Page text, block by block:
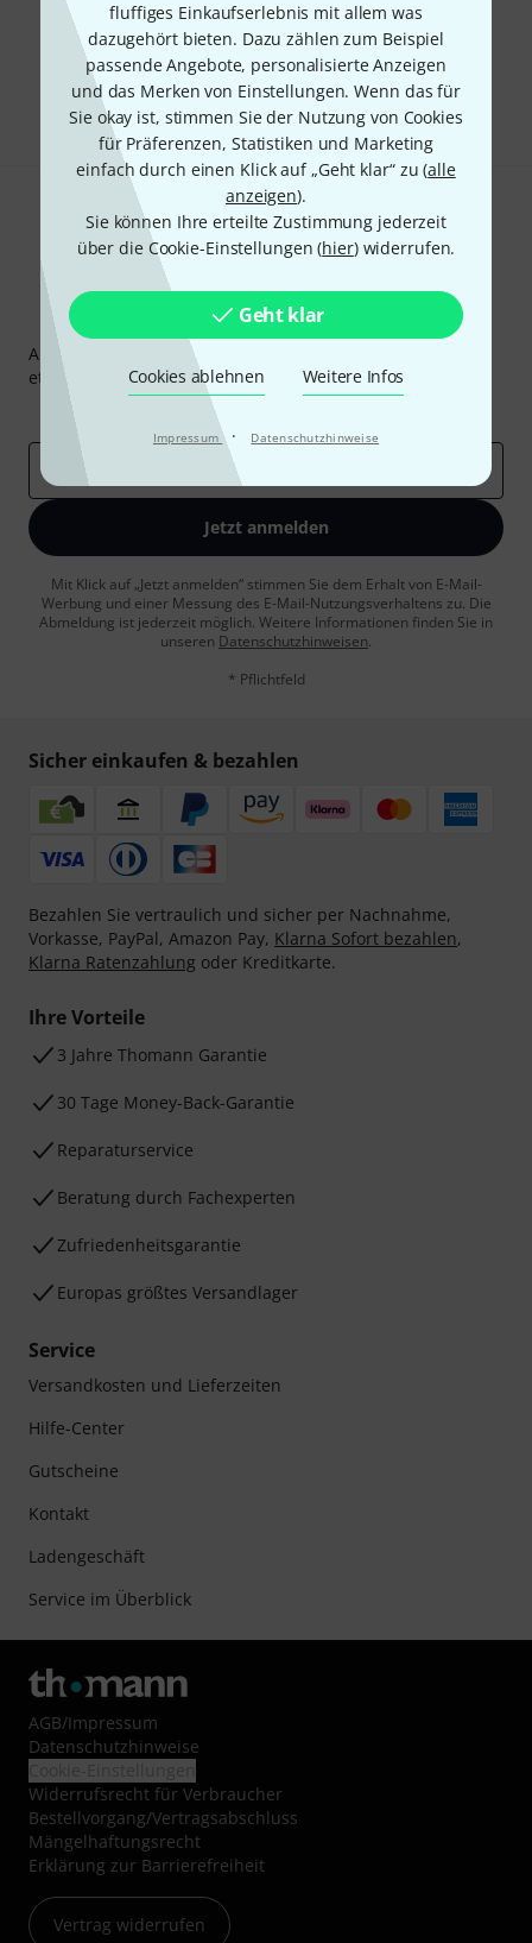
fluffiges Einkaufserlebnis mit allem was
dazugehört bieten. Dazu zählen zum Beispiel
passende Angebote, personalisierte Anzeigen
und das Merken von Einstellungen. Wenn das für
Sie okay ist, stimmen Sie der Nutzung von Cookies
für Präferenzen, Statistiken und Marketing
einfach durch einen Klick auf „Geht klar“ zu (alle
anzeigen).
Sie können Ihre erteilte Zustimmung jederzeit
über die Cookie-Einstellungen (hier) widerrufen.
Geht klar
Cookies ablehnen Weitere Infos
Impressum · Datenschutzhinweise
Gefällt Ihnen, was Sie sehen?
Teilen Hilfe & Feedback
Thomann Newsletter
Abonniere den Thomann Newsletter und gewinne mit
etwas Glück einen von50 Gutscheinenüber jeweils
Inspirierende Beiträge
Jetzt anmelden
Mit Klick auf „Jetzt anmelden“ stimmen Sie dem Erhalt von E-Mail-
Werbung und einer Messung des E-Mail-Nutzungsverhaltens zu. Die
Abmeldung ist jederzeit möglich. Weitere Informationen finden Sie in
unseren Datenschutzhinweisen.
* Pflichtfeld
Sicher einkaufen & bezahlen
Bezahlen Sie vertraulich und sicher per Nachnahme,
Vorkasse, PayPal, Amazon Pay, Klarna Sofort bezahlen,
Klarna Ratenzahlung oder Kreditkarte.
Ihre Vorteile
3 Jahre Thomann Garantie
30 Tage Money-Back-Garantie
Reparaturservice
Beratung durch Fachexperten
Zufriedenheitsgarantie
Europas größtes Versandlager
Service
Versandkosten und Lieferzeiten
Hilfe-Center
Gutscheine
Kontakt
Ladengeschäft
Service im Überblick
AGB/Impressum
Datenschutzhinweise
Widerrufsrecht für Verbraucher
Bestellvorgang/Vertragsabschluss
Mängelhaftungsrecht
Erklärung zur Barrierefreiheit
Vertrag widerrufen